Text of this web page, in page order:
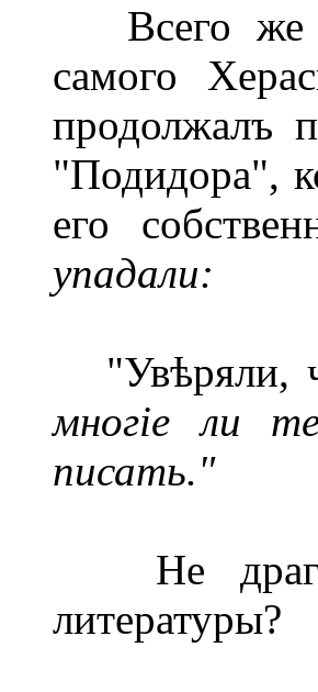
Всего же
самого
продолжалъ
"Подидора",
его
упадали:
"Увѣряли,
многіе ли
писать."
Не
литературы?